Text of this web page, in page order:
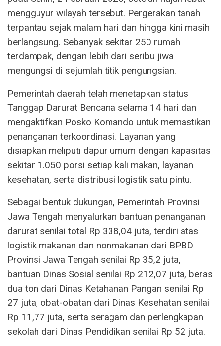
mengguyur wilayah tersebut. Pergerakan tanah
terpantau sejak malam hari dan hingga kini masih
berlangsung. Sebanyak sekitar 250 rumah
terdampak, dengan lebih dari seribu jiwa
mengungsi di sejumlah titik pengungsian.
Pemerintah daerah telah menetapkan status
Tanggap Darurat Bencana selama 14 hari dan
mengaktifkan Posko Komando untuk memastikan
penanganan terkoordinasi. Layanan yang
disiapkan meliputi dapur umum dengan kapasitas
sekitar 1.050 porsi setiap kali makan, layanan
kesehatan, serta distribusi logistik satu pintu.
Sebagai bentuk dukungan, Pemerintah Provinsi
Jawa Tengah menyalurkan bantuan penanganan
darurat senilai total Rp 338,04 juta, terdiri atas
logistik makanan dan nonmakanan dari BPBD
Provinsi Jawa Tengah senilai Rp 35,2 juta,
bantuan Dinas Sosial senilai Rp 212,07 juta, beras
dua ton dari Dinas Ketahanan Pangan senilai Rp
27 juta, obat-obatan dari Dinas Kesehatan senilai
Rp 11,77 juta, serta seragam dan perlengkapan
sekolah dari Dinas Pendidikan senilai Rp 52 juta.